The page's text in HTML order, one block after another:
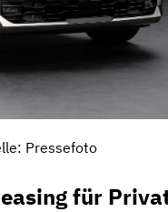
Pressefoto
für